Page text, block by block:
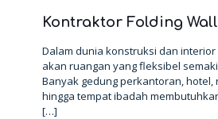
Kontraktor Folding
Dalam dunia konstruksi dan
akan ruangan yang fleksibel
Banyak gedung perkantoran, hotel,
hingga tempat ibadah
[…]